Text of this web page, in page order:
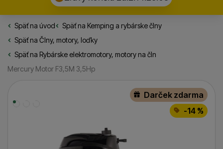
Späť na úvodRybarske.sk
Späť na Kemping a rybárske člny
Späť na Člny, motory, loďky
Späť na Rybárske elektromotory, motory na čln
Mercury Motor F3,5M 3,5Hp
Darček zdarma
-14 %